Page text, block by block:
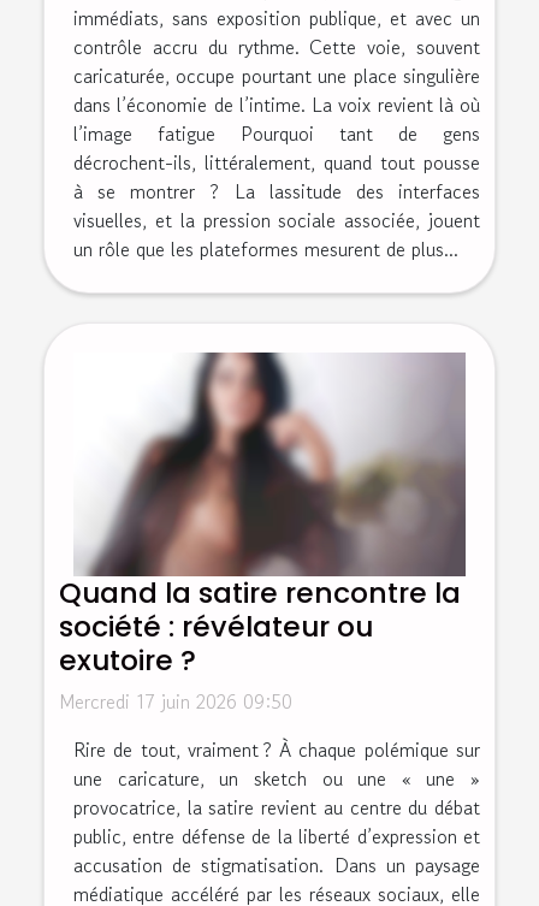
immédiats, sans exposition publique, et avec un
contrôle accru du rythme. Cette voie, souvent
caricaturée, occupe pourtant une place singulière
dans l’économie de l’intime. La voix revient là où
l’image fatigue Pourquoi tant de gens
décrochent-ils, littéralement, quand tout pousse
à se montrer ? La lassitude des interfaces
visuelles, et la pression sociale associée, jouent
un rôle que les plateformes mesurent de plus...
Quand la satire rencontre la
société : révélateur ou
exutoire ?
Mercredi 17 juin 2026 09:50
Rire de tout, vraiment ? À chaque polémique sur
une caricature, un sketch ou une « une »
provocatrice, la satire revient au centre du débat
public, entre défense de la liberté d’expression et
accusation de stigmatisation. Dans un paysage
médiatique accéléré par les réseaux sociaux, elle